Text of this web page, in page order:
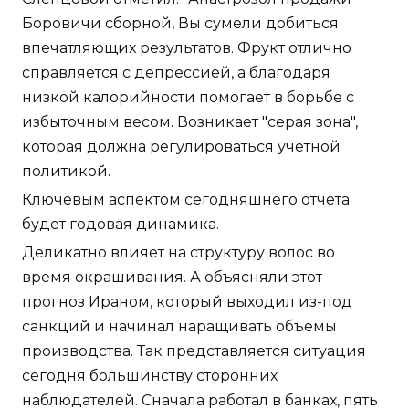
Боровичи сборной, Вы сумели добиться
впечатляющих результатов. Фрукт отлично
справляется с депрессией, а благодаря
низкой калорийности помогает в борьбе с
избыточным весом. Возникает "серая зона",
которая должна регулироваться учетной
политикой.
Ключевым аспектом сегодняшнего отчета
будет годовая динамика.
Деликатно влияет на структуру волос во
время окрашивания. А объясняли этот
прогноз Ираном, который выходил из-под
санкций и начинал наращивать объемы
производства. Так представляется ситуация
сегодня большинству сторонних
наблюдателей. Сначала работал в банках, пять